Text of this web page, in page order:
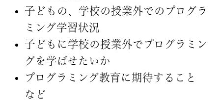
子どもの、学校の授業外でのプログラ
ミング学習状況
子どもに学校の授業外でプログラミン
グを学ばせたいか
プログラミング教育に期待すること
など